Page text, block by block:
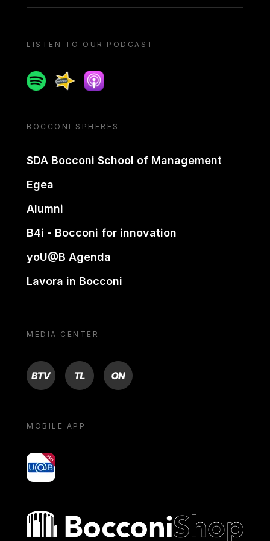
LISTEN TO OUR PODCAST
SpotifySpreakerApple podcast
BOCCONI SPHERES
SDA Bocconi School of Management
Egea
Alumni
B4i - Bocconi for innovation
yoU@B Agenda
Lavora in Bocconi
MEDIA CENTER
BTV TL ON
MOBILE APP
yoU@B
Bocconi shop